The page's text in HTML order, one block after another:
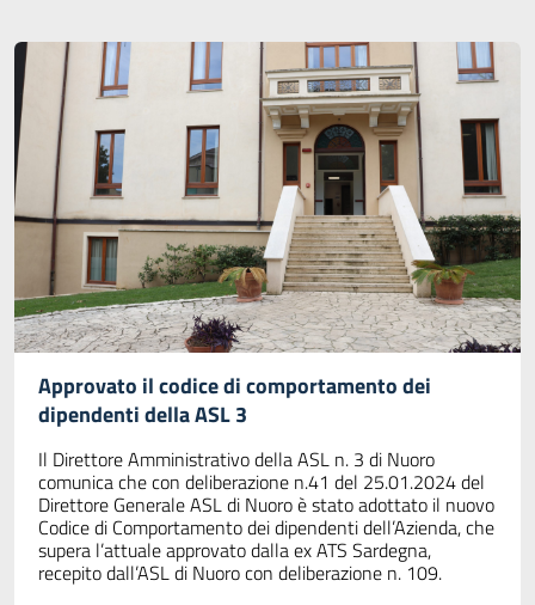
Approvato il codice di comportamento dei
dipendenti della ASL 3
Il Direttore Amministrativo della ASL n. 3 di Nuoro
comunica che con deliberazione n.41 del 25.01.2024 del
Direttore Generale ASL di Nuoro è stato adottato il nuovo
Codice di Comportamento dei dipendenti dell’Azienda, che
supera l’attuale approvato dalla ex ATS Sardegna,
recepito dall’ASL di Nuoro con deliberazione n. 109.